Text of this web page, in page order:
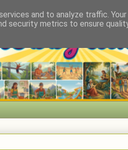
and to analyze traffic.
security metrics to ensure